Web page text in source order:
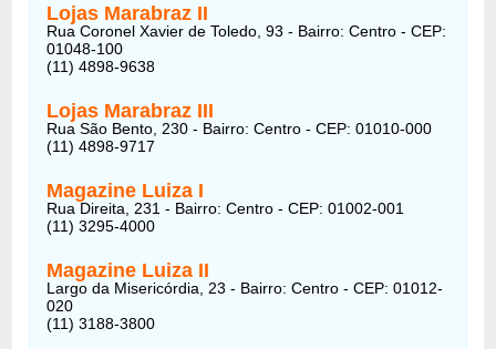
Lojas Marabraz II
Rua Coronel Xavier de Toledo, 93 - Bairro: Centro - CEP:
01048-100
(11) 4898-9638
Lojas Marabraz III
Rua São Bento, 230 - Bairro: Centro - CEP: 01010-000
(11) 4898-9717
Magazine Luiza I
Rua Direita, 231 - Bairro: Centro - CEP: 01002-001
(11) 3295-4000
Magazine Luiza II
Largo da Misericórdia, 23 - Bairro: Centro - CEP: 01012-
020
(11) 3188-3800